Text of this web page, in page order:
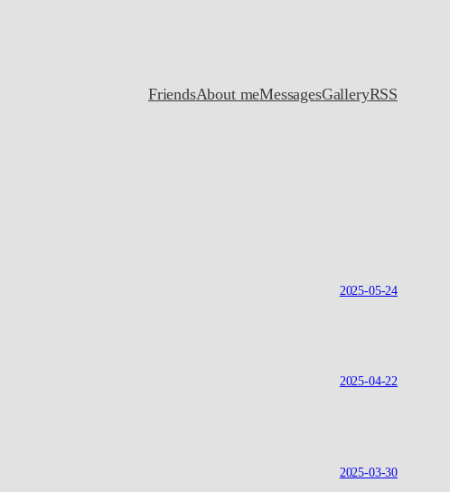
FriendsAbout meMessagesGalleryRSS
2025-05-24
2025-04-22
2025-03-30